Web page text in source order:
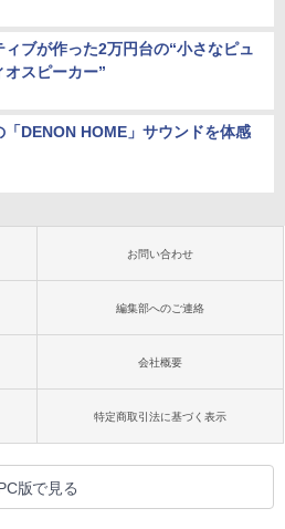
ィブが作った2万円台の“小さなピュ
オスピーカー”
「DENON HOME」サウンドを体感
お問い合わせ
編集部へのご連絡
会社概要
特定商取引法に基づく表示
版で見る